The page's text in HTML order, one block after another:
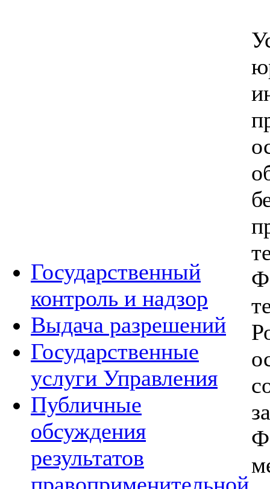
Государственный
контроль и надзор
Выдача разрешений
Государственные
услуги Управления
Публичные
обсуждения
результатов